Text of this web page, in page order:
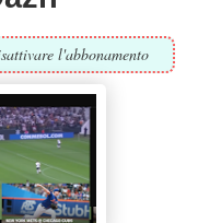
l'abbonamento